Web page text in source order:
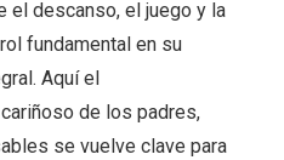
el descanso, el juego y la
fundamental en su
Aquí el
de los padres,
se vuelve clave para